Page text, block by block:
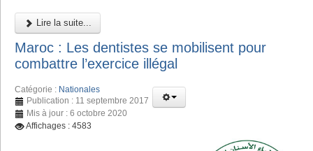
Lire la suite...
Maroc : Les dentistes se mobilisent pour
combattre l’exercice illégal
Catégorie : Nationales
Publication : 11 septembre 2017
Mis à jour : 6 octobre 2020
Affichages : 4583